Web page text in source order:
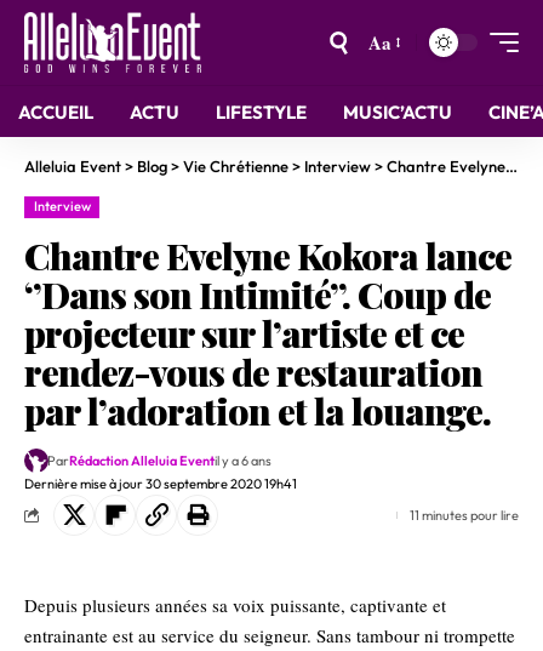
Aa
ACCUEIL ACTU LIFESTYLE MUSIC’ACTU
Alleluia Event> Blog>Vie Chrétienne> Interview>Chantre Evelyne Kokora lance ‘’Dans son Intimité’’. Coup de projecteur sur l’artiste et ce rendez-vous de restauration par l’adoration et la louange.
Interview
Chantre Evelyne Kokora lance
‘’Dans son Intimité’’. Coup de
projecteur sur l’artiste et ce
rendez-vous de restauration
par l’adoration et la louange.
Dernière mise à jour 30 septembre 2020 19h41
ParRédaction Alleluia Eventil y a 6 ans
11 minutes pour lire
Depuis plusieurs années sa voix puissante, captivante et
entrainante est au service du seigneur. Sans tambour ni trompette